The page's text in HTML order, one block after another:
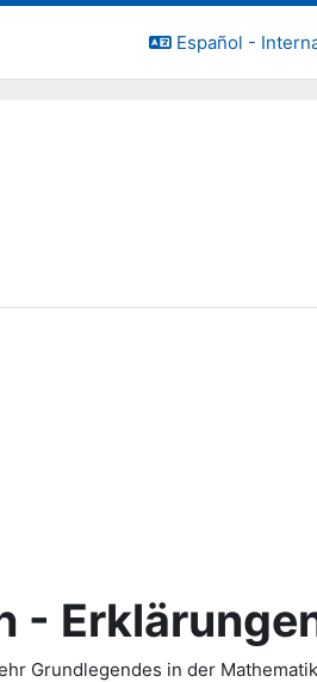
Español -
-
Grundlegendes in der